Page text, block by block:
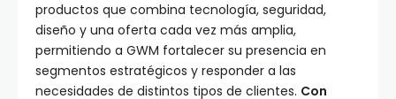
productos que combina tecnología, seguridad,
diseño y una oferta cada vez más amplia,
permitiendo a GWM fortalecer su presencia en
segmentos estratégicos y responder a las
necesidades de distintos tipos de clientes. Con